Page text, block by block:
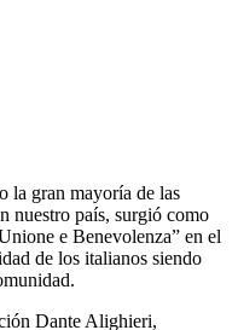
la gran mayoría de las
nuestro país, surgió como
e Benevolenza” en el
de los italianos siendo
Dante Alighieri,